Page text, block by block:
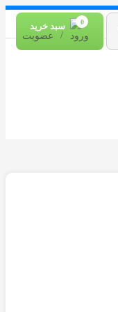
ورود / عضویت
0 سبد خرید